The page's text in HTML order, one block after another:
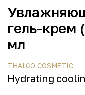
гель-крем
мл
THALGO COSMETIC
Hydrating